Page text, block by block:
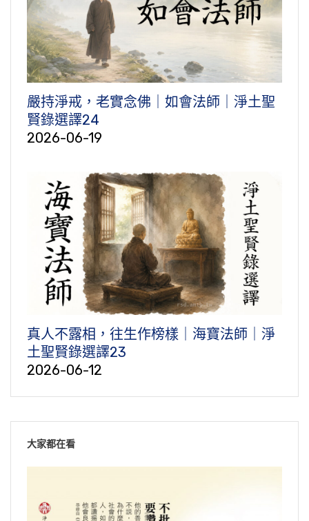
嚴持淨戒，老實念佛｜如會法師｜淨土聖
賢錄選譯24
2026-06-19
真人不露相，往生作榜樣｜海寶法師｜淨
土聖賢錄選譯23
2026-06-12
大家都在看